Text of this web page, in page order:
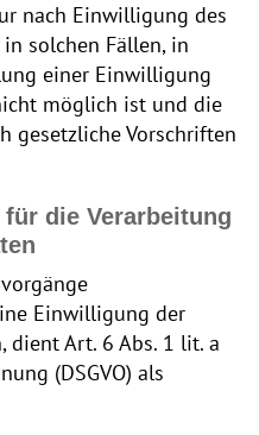
nach Einwilligung des
solchen Fällen, in
einer Einwilligung
möglich ist und die
gesetzliche Vorschriften
die Verarbeitung
Einwilligung der
dient Art. 6 Abs. 1 lit. a
(DSGVO) als